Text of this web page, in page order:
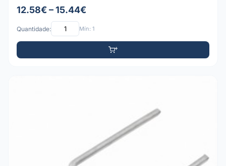
12.58€ – 15.44€
Quantidade: Mín: 1